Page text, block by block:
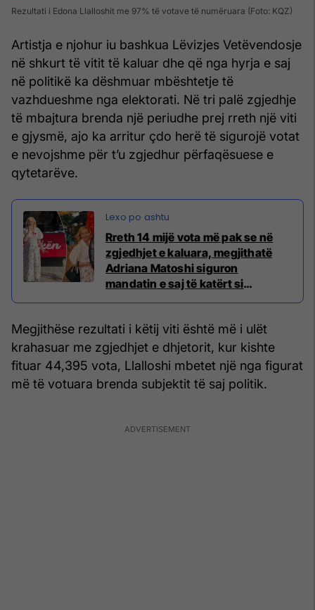
Rezultati i Edona Llalloshit me 97% të votave të numëruara (Foto: KQZ)
Artistja e njohur iu bashkua Lëvizjes Vetëvendosje
në shkurt të vitit të kaluar dhe që nga hyrja e saj
në politikë ka dëshmuar mbështetje të
vazhdueshme nga elektorati. Në tri palë zgjedhje
të mbajtura brenda një periudhe prej rreth një viti
e gjysmë, ajo ka arritur çdo herë të sigurojë votat
e nevojshme për t’u zgjedhur përfaqësuese e
qytetarëve.
Rreth 14 mijë vota më pak se në
zgjedhjet e kaluara, megjithatë
Adriana Matoshi siguron
mandatin e saj të katërt si
Megjithëse rezultati i këtij viti është më i ulët
krahasuar me zgjedhjet e dhjetorit, kur kishte
fituar 44,395 vota, Llalloshi mbetet një nga figurat
më të votuara brenda subjektit të saj politik.